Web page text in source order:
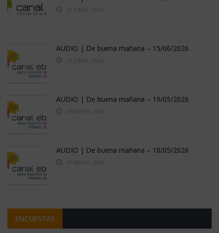
22 JUNIO, 2026
AUDIO | De buena mañana – 15/06/2026
16 JUNIO, 2026
AUDIO | De buena mañana – 19/05/2026
20 MAYO, 2026
AUDIO | De buena mañana – 18/05/2026
19 MAYO, 2026
ENCUESTAS